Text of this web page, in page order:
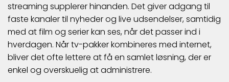
streaming supplerer hinanden. Det giver adgang til
faste kanaler til nyheder og live udsendelser, samtidig
med at film og serier kan ses, når det passer ind i
hverdagen. Når tv-pakker kombineres med internet,
bliver det ofte lettere at få en samlet løsning, der er
enkel og overskuelig at administrere.